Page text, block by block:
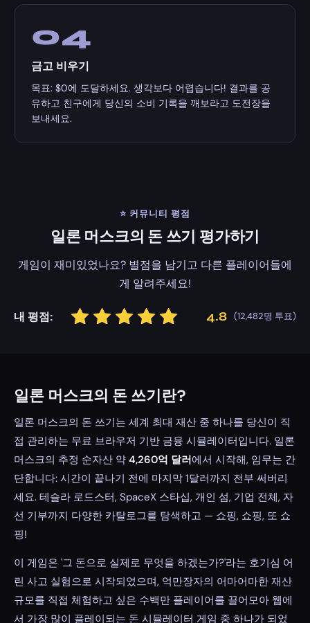
04
금고 비우기
목표: $0에 도달하세요. 생각보다 어렵습니다! 결과를 공
유하고 친구에게 당신의 소비 기록을 깨보라고 도전장을
보내세요.
⭐ 커뮤니티 평점
일론 머스크의 돈 쓰기 평가하기
게임이 재미있었나요? 별점을 남기고 다른 플레이어들에
게 알려주세요!
내 평점: 4.8 (12,482명 투표)
일론 머스크의 돈 쓰기란?
일론 머스크의 돈 쓰기는 세계 최대 재산 중 하나를 당신이 직
접 관리하는 무료 브라우저 기반 금융 시뮬레이터입니다. 일론
머스크의 추정 순자산 약 4,260억 달러에서 시작해, 임무는 간
단합니다: 시간이 끝나기 전에 마지막 1달러까지 전부 써버리
세요. 테슬라 로드스터, SpaceX 스타십, 개인 섬, 기업 전체, 자
선 기부까지 다양한 카탈로그를 탐색하고 — 쇼핑, 쇼핑, 또 쇼
핑!
이 게임은 '그 돈으로 실제로 무엇을 하겠는가?'라는 호기심 어
린 사고 실험으로 시작되었으며, 억만장자의 어마어마한 재산
규모를 직접 체험하고 싶은 수백만 플레이어를 끌어모아 웹에
서 가장 많이 플레이되는 돈 시뮬레이터 게임 중 하나가 되었